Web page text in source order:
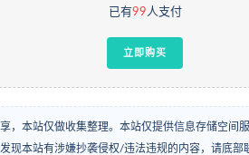
已有99人支付
立即购买
，本站仅做收集整理。本站仅提供信息存储空间
现本站有涉嫌抄袭侵权/违法违规的内容，请底部